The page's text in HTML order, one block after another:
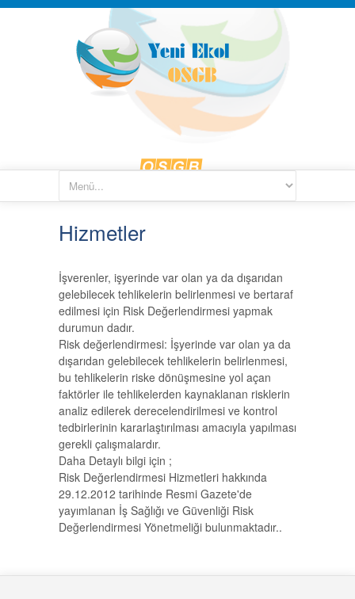
Hizmetler
İşverenler, işyerinde var olan ya da dışarıdan
gelebilecek tehlikelerin belirlenmesi ve bertaraf
edilmesi için Risk Değerlendirmesi yapmak
durumun dadır.
Risk değerlendirmesi: İşyerinde var olan ya da
dışarıdan gelebilecek tehlikelerin belirlenmesi,
bu tehlikelerin riske dönüşmesine yol açan
faktörler ile tehlikelerden kaynaklanan risklerin
analiz edilerek derecelendirilmesi ve kontrol
tedbirlerinin kararlaştırılması amacıyla yapılması
gerekli çalışmalardır.
Daha Detaylı bilgi için ;
Risk Değerlendirmesi Hizmetleri hakkında
29.12.2012 tarihinde Resmi Gazete'de
yayımlanan İş Sağlığı ve Güvenliği Risk
Değerlendirmesi Yönetmeliği bulunmaktadır..